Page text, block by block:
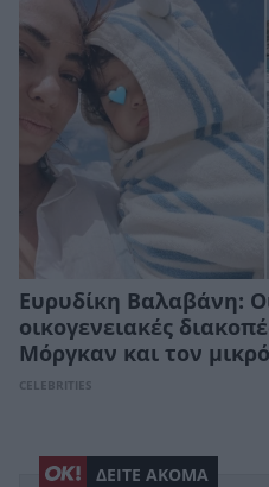
Ευρυδίκη Βαλαβάνη:
οικογενειακές
Μόργκαν και τον
CELEBRITIES
ΔΕΙΤΕ ΑΚΟΜΑ